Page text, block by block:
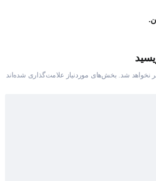
نخواهد شد.
بخش‌های موردنیاز علامت‌گذاری شده‌اند